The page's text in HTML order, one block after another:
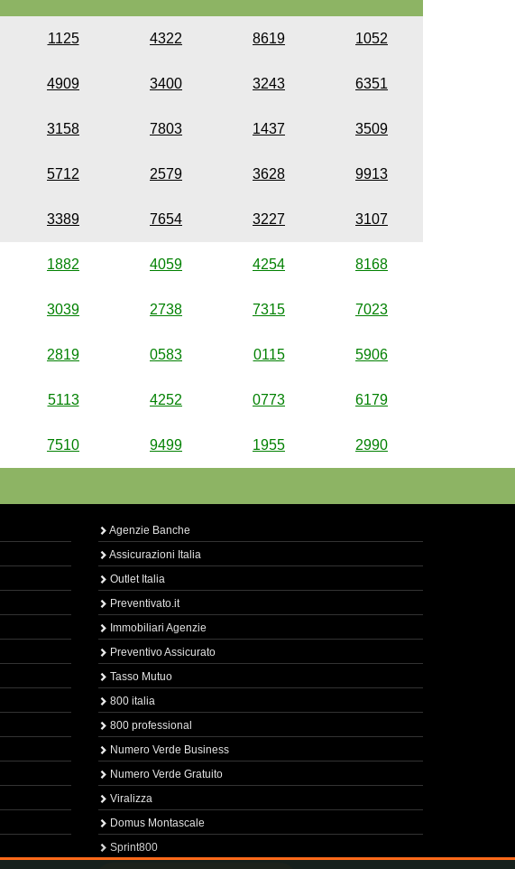
1125 4322 8619 1052
4909 3400 3243 6351
3158 7803 1437 3509
5712 2579 3628 9913
3389 7654 3227 3107
1882 4059 4254 8168
3039 2738 7315 7023
2819 0583 0115 5906
5113 4252 0773 6179
7510 9499 1955 2990
Agenzie Banche
Assicurazioni Italia
Outlet Italia
Preventivato.it
Immobiliari Agenzie
Preventivo Assicurato
Tasso Mutuo
800 italia
800 professional
Numero Verde Business
Numero Verde Gratuito
Viralizza
Domus Montascale
Sprint800